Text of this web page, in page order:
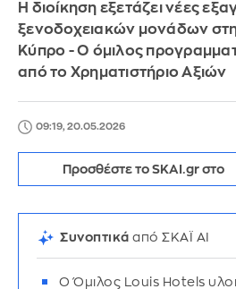
Η διοίκηση εξετάζει νέες
ξενοδοχειακών μονάδων
Κύπρο - Ο όμιλος
από το Χρηματιστήριο Αξιών
09:19, 20.05.2026
Προσθέστε το SKAI.gr στο
Συνοπτικά από ΣΚΑΪ AI
Ο Όμιλος Louis Hotels